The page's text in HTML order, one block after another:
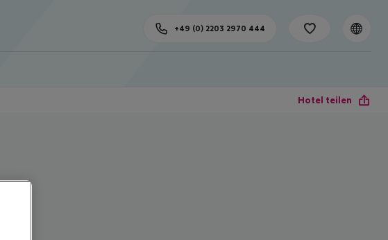
+49 (0) 2203 2970 444
Hotel teilen